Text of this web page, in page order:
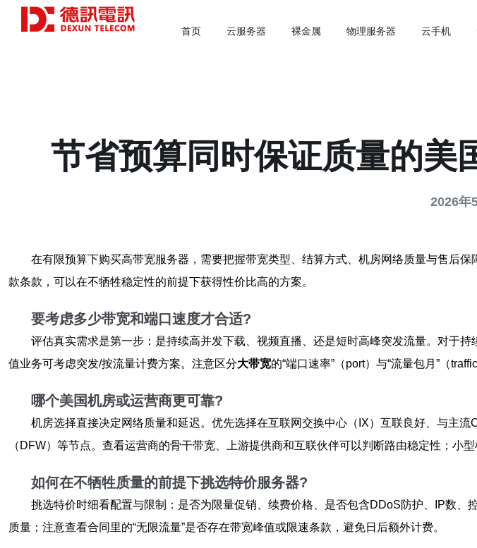
首页 云服务器 裸金属 物理服务器 云手机
节省预算同时保证质量的美
2026年
在有限预算下购买高带宽服务器，需要把握带宽类型、结算方式、机房网络质量与售后
款条款，可以在不牺牲稳定性的前提下获得性价比高的方案。
要考虑多少带宽和端口速度才合适?
评估真实需求是第一步：是持续高并发下载、视频直播、还是短时高峰突发流量。对于
值业务可考虑突发/按流量计费方案。注意区分大带宽的“端口速率”（port）与“流量包月”（
哪个美国机房或运营商更可靠?
机房选择直接决定网络质量和延迟。优先选择在互联网交换中心（IX）互联良好、与主
（DFW）等节点。查看运营商的骨干带宽、上游提供商和互联伙伴可以判断路由稳定性；小
如何在不牺牲质量的前提下挑选特价服务器?
挑选特价时细看配置与限制：是否为限量促销、续费价格、是否包含DDoS防护、IP数
质量；注意查看合同里的“无限流量”是否存在带宽峰值或限速条款，避免日后额外计费。